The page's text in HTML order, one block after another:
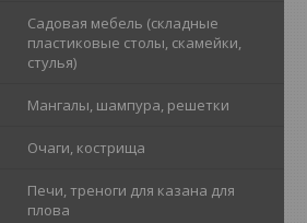
Садовая мебель (складные
пластиковые столы, скамейки,
стулья)
Мангалы, шампура, решетки
Очаги, кострища
Печи, треноги для казана для
плова